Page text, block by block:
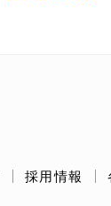
採用情報